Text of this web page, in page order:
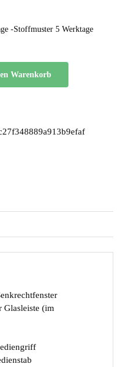
-Stoffmuster 5 Werktage
Warenkorb
Glasleiste (im